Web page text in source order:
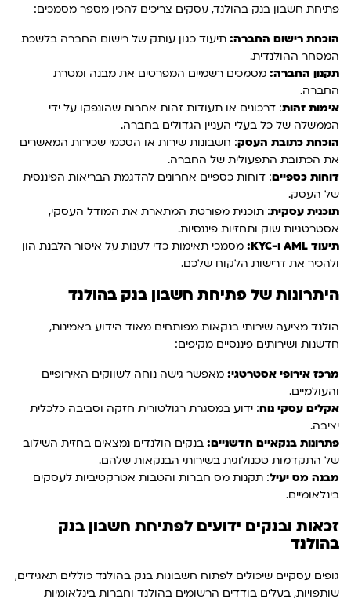
פתיחת חשבון בנק בהולנד, עסקים צריכים להכין מספר מסמכים:
הוכחת רישום החברה: תיעוד כגון עותק של רישום החברה בלשכת
המסחר ההולנדית.
תקנון החברה: מסמכים רשמיים המפרטים את מבנה ומטרת
החברה.
אימות זהות: דרכונים או תעודות זהות אחרות שהונפקו על ידי
הממשלה של כל בעלי העניין הגדולים בחברה.
הוכחת כתובת העסק: חשבונות שירות או הסכמי שכירות המאשרים
את הכתובת התפעולית של החברה.
דוחות כספיים: דוחות כספיים אחרונים להדגמת הבריאות הפיננסית
של העסק.
תוכנית עסקית: תוכנית מפורטת המתארת ​​את המודל העסקי,
אסטרטגיות שוק ותחזיות פיננסיות.
תיעוד AML ו-KYC:
מסמכי תאימות כדי לענות על איסור הלבנת הון
ולהכיר את דרישות הלקוח שלכם.
היתרונות של פתיחת חשבון בנק בהולנד
הולנד מציעה שירותי בנקאות מפותחים מאוד הידוע באמינות,
חדשנות ושירותים פיננסיים מקיפים:
מרכז אירופי אסטרטגי: מאפשר גישה נוחה לשווקים האירופיים
והעולמיים.
אקלים עסקי נוח: ידוע במסגרת רגולטורית חזקה וסביבה כלכלית
יציבה.
פתרונות בנקאיים חדשניים: בנקים הולנדים נמצאים בחזית השילוב
של התקדמות טכנולוגית בשירותי הבנקאות שלהם.
מבנה מס יעיל: תקנות מס חברות והטבות אטרקטיביות לעסקים
בינלאומיים.
זכאות ובנקים ידועים לפתיחת חשבון בנק
בהולנד
גופים עסקיים שיכולים לפתוח חשבונות בנק בהולנד כוללים תאגידים,
שותפויות, בעלים בודדים הרשומים בהולנד וחברות בינלאומיות